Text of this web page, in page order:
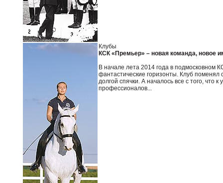
Клубы
КСК «Премьер» – новая команда, новое
В начале лета 2014 года в
фантастические горизонты. Клуб поменял
долгой спячки. А началось все с того,
профессионалов...